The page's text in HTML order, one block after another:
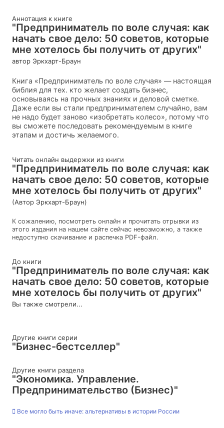
Аннотация к книге
"Предприниматель по воле случая: как
начать свое дело: 50 советов, которые
мне хотелось бы получить от других"
автор Эркхарт-Браун
Книга «Предприниматель по воле случая» — настоящая
библия для тех. кто желает создать бизнес,
основываясь на прочных знаниях и деловой сметке.
Даже если вы стали предпринимателем случайно, вам
не надо будет заново «изобретать колесо», потому что
вы сможете последовать рекомендуемым в книге
этапам и достичь желаемого.
Читать онлайн выдержки из книги
"Предприниматель по воле случая: как
начать свое дело: 50 советов, которые
мне хотелось бы получить от других"
(Автор Эркхарт-Браун)
К сожалению, посмотреть онлайн и прочитать отрывки из
этого издания на нашем сайте сейчас невозможно, а также
недоступно скачивание и распечка PDF-файл.
До книги
"Предприниматель по воле случая: как
начать свое дело: 50 советов, которые
мне хотелось бы получить от других"
Вы также смотрели...
Другие книги серии
"Бизнес-бестселлер"
Другие книги раздела
"Экономика. Управление.
Предпринимательство (Бизнес)"
Все могло быть иначе: альтернативы в истории России